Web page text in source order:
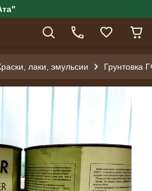
лаки, эмульсии Грунтовка